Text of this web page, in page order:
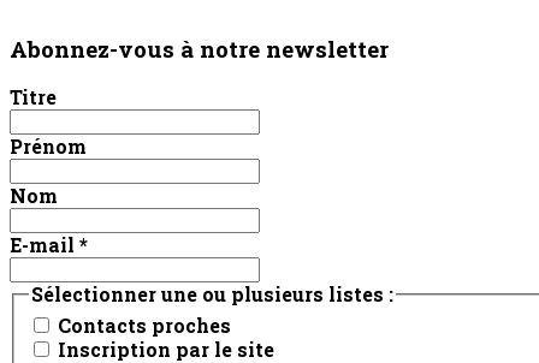
Abonnez-vous à notre newsletter
Titre
Prénom
Nom
E-mail *
Sélectionner une ou plusieurs listes :
Contacts proches
Inscription par le site